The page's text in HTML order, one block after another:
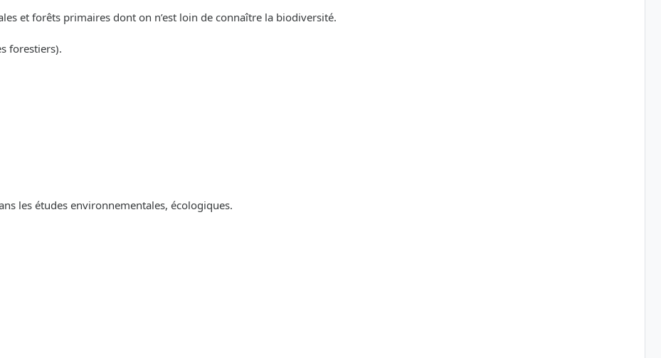
et forêts primaires dont on n’est loin de connaître la biodiversité.
forestiers).
les études environnementales, écologiques.